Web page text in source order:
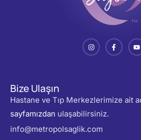
Bize Ulaşın
Hastane ve Tıp Merkezlerimize ait
sayfamızdan ulaşabilirsiniz.
info@metropolsaglik.com